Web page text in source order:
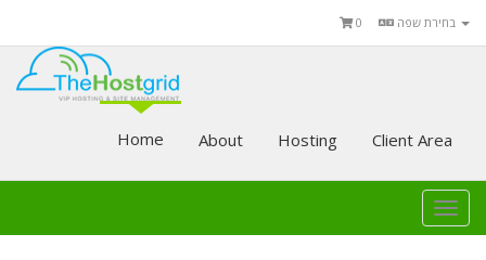
0
Home About Hosting Client Area